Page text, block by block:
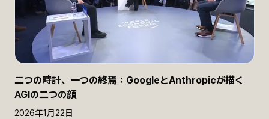
二つの時計、一つの終焉：GoogleとAnthropicが描く
AGIの二つの顔
2026年1月22日